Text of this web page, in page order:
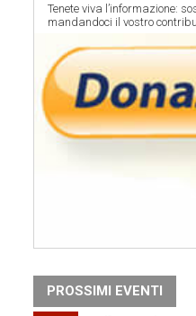
Tenete viva l’informazione:
mandandoci il vostro
PROSSIMI EVENTI